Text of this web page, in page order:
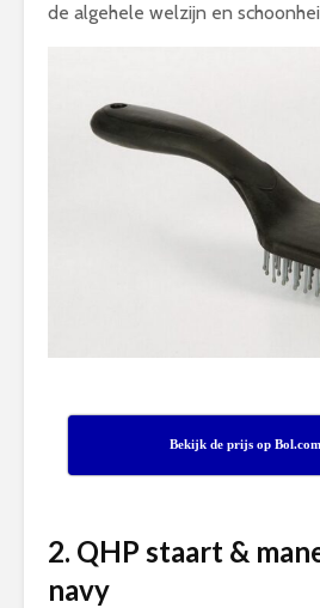
de algehele welzijn en
Bekijk de prijs op Bol.com
2. QHP staart &
navy